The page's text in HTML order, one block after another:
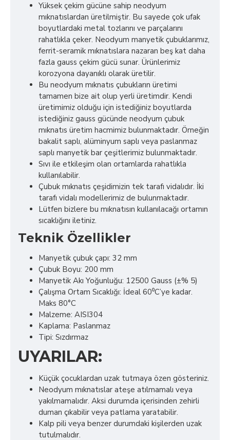
Yüksek çekim gücüne sahip neodyum
mıknatıslardan üretilmiştir. Bu sayede çok ufak
boyutlardaki metal tozlarını ve parçalarını
rahatlıkla çeker. Neodyum manyetik çubuklarımız,
ferrit-seramik mıknatıslara nazaran beş kat daha
fazla gauss çekim gücü sunar. Ürünlerimiz
korozyona dayanıklı olarak üretilir.
Bu neodyum mıknatıs çubukların üretimi
tamamen bize ait olup yerli üretimdir. Kendi
üretimimiz olduğu için istediğiniz boyutlarda
istediğiniz gauss gücünde neodyum çubuk
mıknatıs üretim hacmimiz bulunmaktadır. Örneğin
bakalit saplı, alüminyum saplı veya paslanmaz
saplı manyetik bar çeşitlerimiz bulunmaktadır.
Sıvı ile etkileşim olan ortamlarda rahatlıkla
kullanılabilir.
Çubuk mıknatıs çeşidimizin tek tarafı vidalıdır. İki
tarafı vidalı modellerimiz de bulunmaktadır.
Lütfen bizlere bu mıknatısın kullanılacağı ortamın
sıcaklığını iletiniz.
Teknik Özellikler
Manyetik çubuk çapı: 32 mm
Çubuk Boyu: 200 mm
Manyetik Akı Yoğunluğu: 12500 Gauss (±% 5)
Çalışma Ortam Sıcaklığı: İdeal 60⁰C’ye kadar.
Maks 80°C
Malzeme: AISI304
Kaplama: Paslanmaz
Tipi: Sızdırmaz
UYARILAR:
Küçük çocuklardan uzak tutmaya özen gösteriniz.
Neodyum mıknatıslar ateşe atılmamalı veya
yakılmamalıdır. Aksi durumda içerisinden zehirli
duman çıkabilir veya patlama yaratabilir.
Kalp pili veya benzer durumdaki kişilerden uzak
tutulmalıdır.